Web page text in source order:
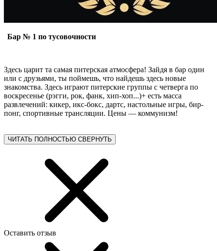
Бар № 1 по тусовочности
Здесь царит та самая питерская атмосфера! Зайдя в бар один
или с друзьями, ты поймешь, что найдешь здесь новые
знакомства. Здесь играют питерские группы с четверга по
воскресенье (рэгги, рок, фанк, хип-хоп...)+ есть масса
развлечений: кикер, икс-бокс, дартс, настольные игры, бир-
понг, спортивные трансляции. Цены — коммунизм!
ЧИТАТЬ ПОЛНОСТЬЮ СВЕРНУТЬ
Оставить отзыв